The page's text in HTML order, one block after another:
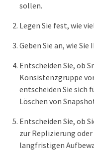
sollen.
Legen Sie fest, wie
Geben Sie an, wie
Entscheiden Sie, ob
Konsistenzgruppe
entscheiden Sie sich
Löschen von
Entscheiden Sie, ob
zur Replizierung
langfristigen